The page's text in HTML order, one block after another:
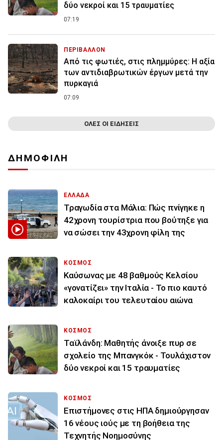
δύο νεκροί και 15 τραυματίες
07:19
ΠΕΡΙΒΑΛΛΟΝ
Από τις φωτιές, στις πλημμύρες: Η αξία
των αντιδιαβρωτικών έργων μετά την
πυρκαγιά
07:09
ΟΛΕΣ ΟΙ ΕΙΔΗΣΕΙΣ
ΔΗΜΟΦΙΛΗ
ΕΛΛΑΔΑ
Τραγωδία στα Μάλια: Πώς πνίγηκε η
42χρονη τουρίστρια που βούτηξε για
να σώσει την 43χρονη φίλη της
ΚΟΣΜΟΣ
Καύσωνας με 48 βαθμούς Κελσίου
«γονατίζει» την Ιταλία - Το πιο καυτό
καλοκαίρι του τελευταίου αιώνα
ΚΟΣΜΟΣ
Ταϊλάνδη: Μαθητής άνοιξε πυρ σε
σχολείο της Μπανγκόκ - Τουλάχιστον
δύο νεκροί και 15 τραυματίες
ΚΟΣΜΟΣ
Επιστήμονες στις ΗΠΑ δημιούργησαν
16 νέους ιούς με τη βοήθεια της
Τεχνητής Νοημοσύνης